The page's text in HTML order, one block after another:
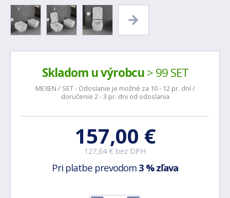
Skladom u výrobcu> 99 SET
MEXEN / SET - Odoslanie je možné za 10 - 12 pr. dní /
doručenie 2 - 3 pr. dni od odoslania
157,00 €
127,64 € bez DPH
Pri platbe prevodom 3 % zľava